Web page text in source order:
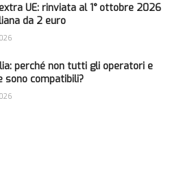
UE: rinviata al 1° ottobre 2026
da 2 euro
perché non tutti gli operatori e
sono compatibili?